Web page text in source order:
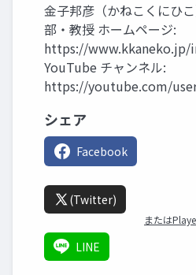
金子邦彦（かねこくにひ
部・教授 ホームページ:
https://www.kkaneko.jp/
YouTube チャンネル:
https://youtube.com/
シェア
Facebook
(Twitter)
または
LINE